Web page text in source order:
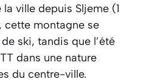
ville depuis Sljeme (1
cette montagne se
ski, tandis que l’été
dans une nature
du centre-ville.